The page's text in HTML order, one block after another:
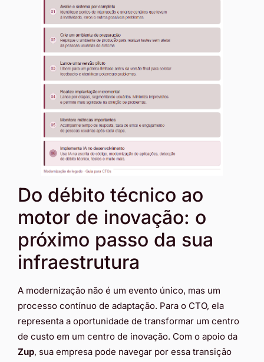
Do débito técnico ao
motor de inovação: o
próximo passo da sua
infraestrutura
A modernização não é um evento único, mas um
processo contínuo de adaptação. Para o CTO, ela
representa a oportunidade de transformar um centro
de custo em um centro de inovação. Com o apoio da
Zup, sua empresa pode navegar por essa transição